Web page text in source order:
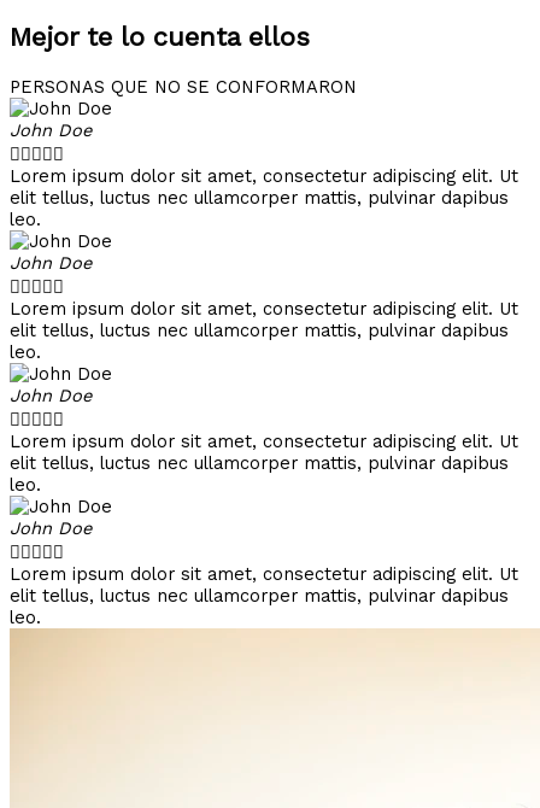
Mejor te lo cuenta ellos
PERSONAS QUE NO SE CONFORMARON
John Doe

Lorem ipsum dolor sit amet, consectetur adipiscing elit. Ut
elit tellus, luctus nec ullamcorper mattis, pulvinar dapibus
leo.
John Doe

Lorem ipsum dolor sit amet, consectetur adipiscing elit. Ut
elit tellus, luctus nec ullamcorper mattis, pulvinar dapibus
leo.
John Doe

Lorem ipsum dolor sit amet, consectetur adipiscing elit. Ut
elit tellus, luctus nec ullamcorper mattis, pulvinar dapibus
leo.
John Doe

Lorem ipsum dolor sit amet, consectetur adipiscing elit. Ut
elit tellus, luctus nec ullamcorper mattis, pulvinar dapibus
leo.